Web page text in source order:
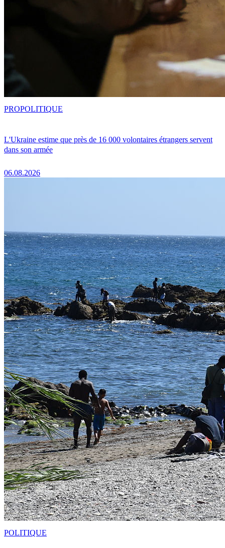
L'Ukraine estime que près de 16 000 volontaires étrangers servent
dans son armée
06.08.2026
PROPOLITIQUE
POLITIQUE